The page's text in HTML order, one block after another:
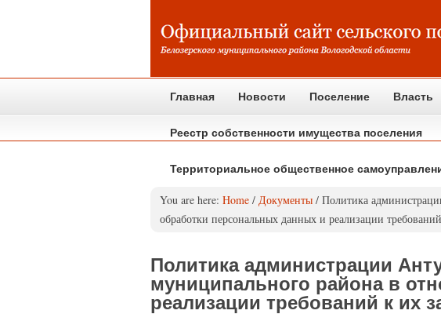
Главная Новости Поселение Власть
Реестр собственности имущества поселения
Территориальное общественное
You are here: Home / Документы / Политика
обработки персональных данных и реализации
Политика администрации
муниципального района в
реализации требований к их